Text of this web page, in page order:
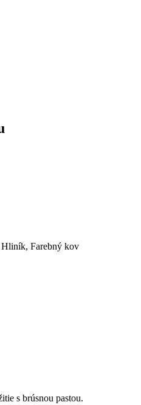
Farebný kov
s brúsnou pastou.